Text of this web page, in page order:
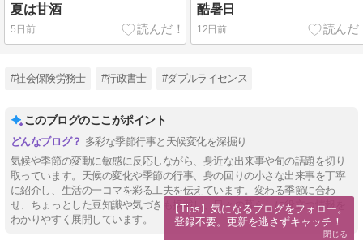
夏は甘酒
5日前
酷暑日
12日前
#社会保険労務士 #行政書士 #ダブルライセンス
このブログのここがポイント
多彩な季節行事と天候変化を深掘り
気候や季節の変動に敏感に反応しながら、身近な出来事や旬の話題を切り
取っています。天候の変化や季節の行事、身の回りの小さな出来事を丁寧
に紹介し、生活の一コマを彩る工夫を伝えています。変わる季節に合わ
せ、ちょっとした豆知識や気づきも掲載し、日々の暮らしに役立つ情報を
わかりやすく展開しています。
【Tips】気になるブログをフォロー。
登録不要。更新を逃さずキャッチ！
閉じる